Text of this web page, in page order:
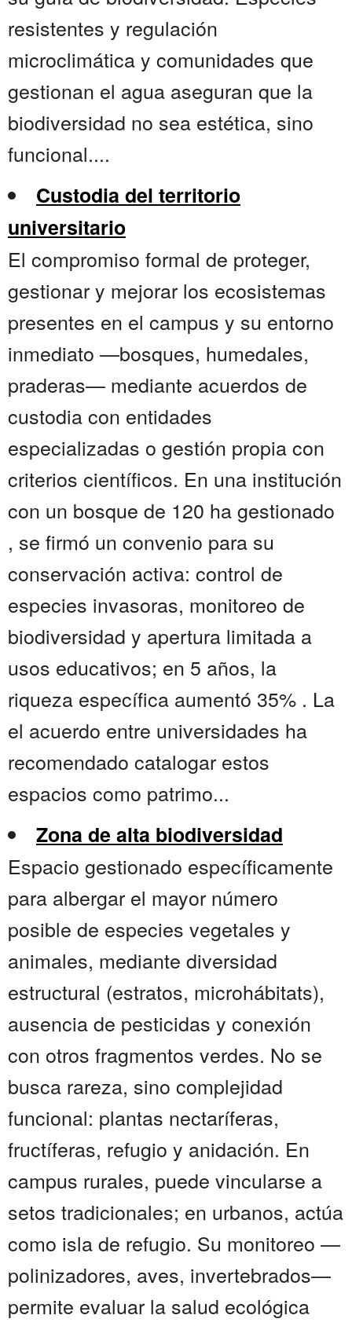
resistentes y regulación
microclimática y comunidades que
gestionan el agua aseguran que la
biodiversidad no sea estética, sino
funcional....
Custodia del territorio
universitario
El compromiso formal de proteger,
gestionar y mejorar los ecosistemas
presentes en el campus y su entorno
inmediato —bosques, humedales,
praderas— mediante acuerdos de
custodia con entidades
especializadas o gestión propia con
criterios científicos. En una institución
con un bosque de 120 ha gestionado
, se firmó un convenio para su
conservación activa: control de
especies invasoras, monitoreo de
biodiversidad y apertura limitada a
usos educativos; en 5 años, la
riqueza específica aumentó 35% . La
el acuerdo entre universidades ha
recomendado catalogar estos
espacios como patrimo...
Zona de alta biodiversidad
Espacio gestionado específicamente
para albergar el mayor número
posible de especies vegetales y
animales, mediante diversidad
estructural (estratos, microhábitats),
ausencia de pesticidas y conexión
con otros fragmentos verdes. No se
busca rareza, sino complejidad
funcional: plantas nectaríferas,
fructíferas, refugio y anidación. En
campus rurales, puede vincularse a
setos tradicionales; en urbanos, actúa
como isla de refugio. Su monitoreo —
polinizadores, aves, invertebrados—
permite evaluar la salud ecológica